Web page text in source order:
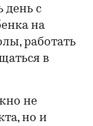
день с
на
работать
в
не
но и